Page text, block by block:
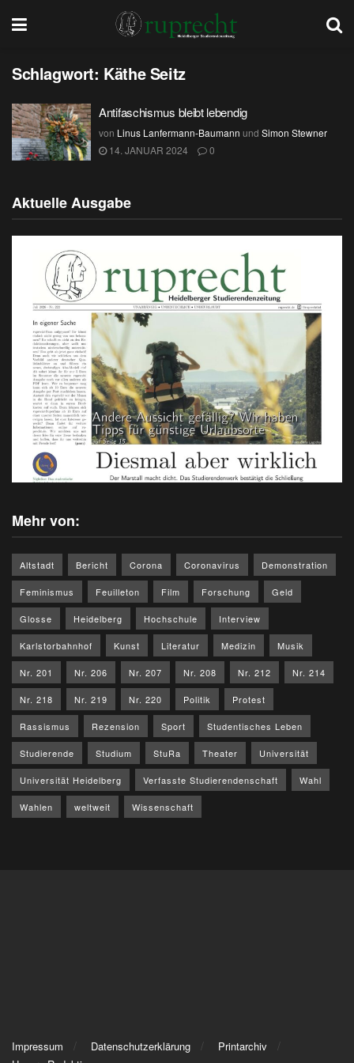
Schlagwort: Käthe Seitz
Antifaschismus bleibt lebendig
von Linus Lanfermann-Baumann und Simon Stewner
14. JANUAR 2024
0
Aktuelle Ausgabe
Mehr von:
Altstadt Bericht Corona Coronavirus Demonstration
Feminismus Feuilleton Film Forschung Geld
Glosse Heidelberg Hochschule Interview
Karlstorbahnhof Kunst Literatur Medizin Musik
Nr. 201 Nr. 206 Nr. 207 Nr. 208 Nr. 212 Nr. 214
Nr. 218 Nr. 219 Nr. 220 Politik Protest
Rassismus Rezension Sport Studentisches Leben
Studierende Studium StuRa Theater Universität
Universität Heidelberg Verfasste Studierendenschaft Wahl
Wahlen weltweit Wissenschaft
Impressum Datenschutzerklärung
Printarchiv